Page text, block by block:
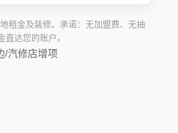
租金及装修。承诺：无加盟费、无抽
直达您的账户。
/汽修店增项